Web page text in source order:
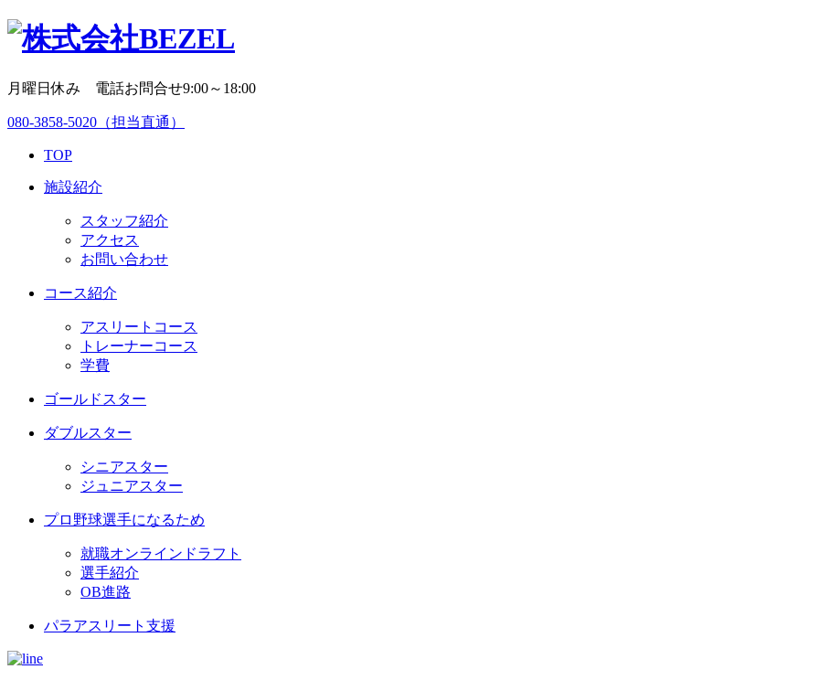
月曜日休み 電話お問合せ9:00～18:00
080-3858-5020 （担当直通）
TOP
施設紹介
スタッフ紹介
アクセス
お問い合わせ
コース紹介
アスリートコース
トレーナーコース
学費
ゴールドスター
ダブルスター
シニアスター
ジュニアスター
プロ野球選手になるため
就職オンラインドラフト
選手紹介
OB進路
パラアスリート支援